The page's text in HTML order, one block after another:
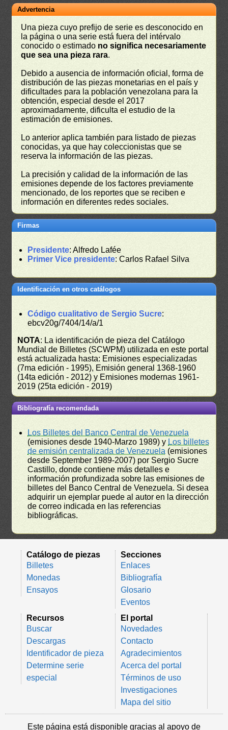
Advertencia
Una pieza cuyo prefijo de serie es desconocido en
la página o una serie está fuera del intérvalo
conocido o estimado no significa necesariamente
que sea una pieza rara.
Debido a ausencia de información oficial, forma de
distribución de las piezas monetarias en el país y
dificultades para la población venezolana para la
obtención, especial desde el 2017
aproximadamente, dificulta el estudio de la
estimación de emisiones.
Lo anterior aplica también para listado de piezas
conocidas, ya que hay coleccionistas que se
reserva la información de las piezas.
La precisión y calidad de la información de las
emisiones depende de los factores previamente
mencionado, de los reportes que se reciben e
información en diferentes redes sociales.
Firmas
Presidente: Alfredo Lafée
Primer Vice presidente: Carlos Rafael Silva
Identificación en otros catálogos
Código cualitativo de Sergio Sucre:
ebcv20g/7404/14/a/1
NOTA: La identificación de pieza del Catálogo
Mundial de Billetes (SCWPM) utilizada en este portal
está actualizada hasta: Emisiones especializadas
(7ma edición - 1995), Emisión general 1368-1960
(14ta edición - 2012) y Emisiones modernas 1961-
2019 (25ta edición - 2019)
Bibliografía recomendada
Los Billetes del Banco Central de Venezuela
(emisiones desde 1940-Marzo 1989) y Los billetes
de emisión centralizada de Venezuela (emisiones
desde September 1989-2007) por Sergio Sucre
Castillo, donde contiene más detalles e
información profundizada sobre las emisiones de
billetes del Banco Central de Venezuela. Si desea
adquirir un ejemplar puede al autor en la dirección
de correo indicada en las referencias
bibliográficas.
Catálogo de piezas
Billetes
Monedas
Ensayos
Secciones
Enlaces
Bibliografía
Glosario
Eventos
Recursos
Buscar
Descargas
Identificador de pieza
Determine serie
especial
El portal
Novedades
Contacto
Agradecimientos
Acerca del portal
Términos de uso
Investigaciones
Mapa del sitio
Este página está disponible gracias al apoyo de